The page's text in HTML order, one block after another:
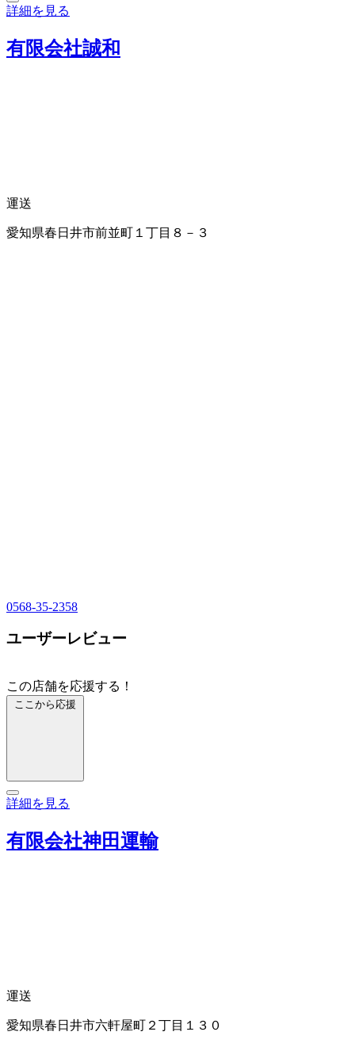
詳細を見る
有限会社誠和
運送
愛知県春日井市前並町１丁目８－３
0568-35-2358
ユーザーレビュー
この店舗を応援する！
ここから応援
詳細を見る
有限会社神田運輸
運送
愛知県春日井市六軒屋町２丁目１３０